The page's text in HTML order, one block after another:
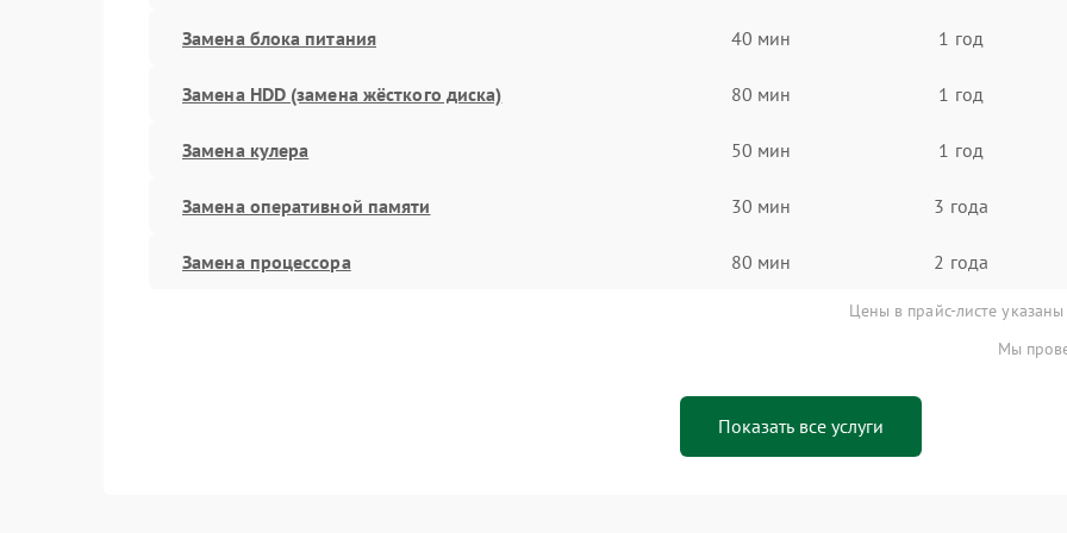
Замена блока питания 40 мин 1 год
Замена HDD (замена жёсткого диска) 80 мин 1 год
Замена кулера 50 мин 1 год
Замена оперативной памяти 30 мин 3 года
Замена процессора 80 мин 2 года
Цены в прайс-листе
Мы
Показать все услуги